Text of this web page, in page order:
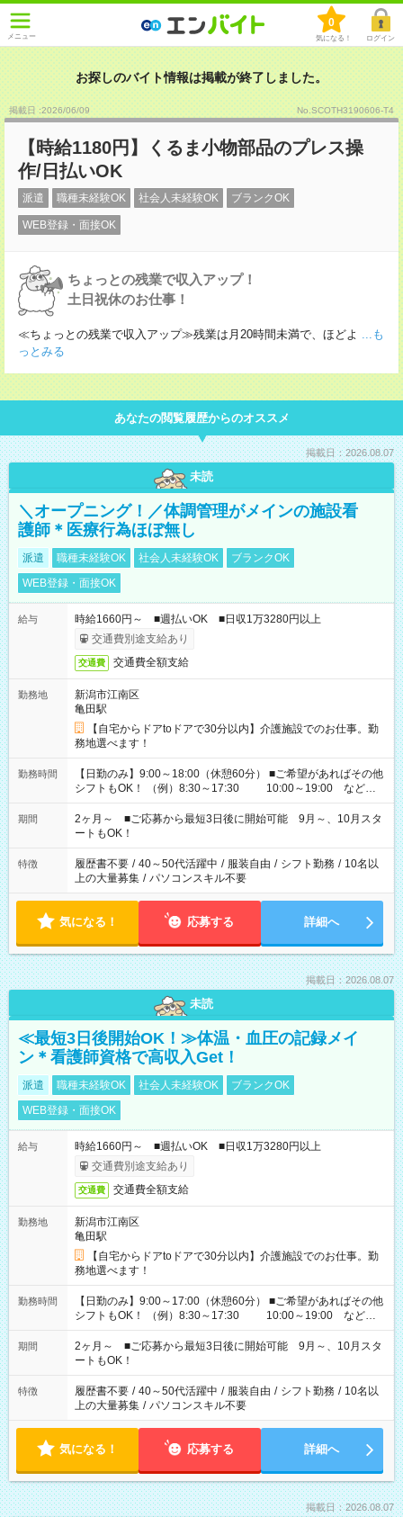
メニュー
0
気になる！ ログイン
お探しのバイト情報は掲載が終了しました。
掲載日 :2026/06/09 No.SCOTH3190606-T4
【時給1180円】くるま小物部品のプレス操
作/日払いOK
派遣 職種未経験OK 社会人未経験OK ブランクOK
WEB登録・面接OK
ちょっとの残業で収入アップ！
土日祝休のお仕事！
≪ちょっとの残業で収入アップ≫残業は月20時間未満で、ほどよ ...も
っとみる
あなたの閲覧履歴からのオススメ
掲載日：2026.08.07
未読
＼オープニング！／体調管理がメインの施設看
護師＊医療行為ほぼ無し
派遣 職種未経験OK 社会人未経験OK
ブランクOK
WEB登録・面接OK
給与
時給1660円～ ■週払いOK ■日収1万3280円以上
交通費別途支給あり
交通費 交通費全額支給
勤務地
新潟市江南区
亀田駅
【自宅からドアtoドアで30分以内】介護施設でのお仕事。勤
務地選べます！
勤務時間
【日勤のみ】9:00～18:00（休憩60分） ■ご希望があればその他
シフトもOK！ （例）8:30～17:30 10:00～19:00 など
「家族とお休みを合わせたい」 「できれば残業はしたくない」
など、あなたのご希望に沿ったお仕事をご紹介します！ ※Wワ
ーク希望の方へ 今ご覧のお仕事で希望する勤務時間と、もう1つ
のお仕事の勤務時間。 合計で週40時間を超える場合は応募でき
ません
期間
2ヶ月～ ■ご応募から最短3日後に開始可能 9月～、10月スタ
ートもOK！
特徴 履歴書不要 / 40～50代活躍中 / 服装自由 / シフト勤務 / 10名以
上の大量募集 / パソコンスキル不要
気になる！ 応募する 詳細へ
掲載日：2026.08.07
未読
≪最短3日後開始OK！≫体温・血圧の記録メイ
ン＊看護師資格で高収入Get！
派遣 職種未経験OK 社会人未経験OK
ブランクOK
WEB登録・面接OK
給与
時給1660円～ ■週払いOK ■日収1万3280円以上
交通費別途支給あり
交通費 交通費全額支給
勤務地
新潟市江南区
亀田駅
【自宅からドアtoドアで30分以内】介護施設でのお仕事。勤
務地選べます！
勤務時間
【日勤のみ】9:00～17:00（休憩60分） ■ご希望があればその他
シフトもOK！ （例）8:30～17:30 10:00～19:00 など
「家族とお休みを合わせたい」 「できれば残業はしたくない」
など、あなたのご希望に沿ったお仕事をご紹介します！ ※Wワ
ーク希望の方へ 今ご覧のお仕事で希望する勤務時間と、もう1つ
のお仕事の勤務時間。 合計で週40時間を超える場合は応募でき
ません
期間
2ヶ月～ ■ご応募から最短3日後に開始可能 9月～、10月スタ
ートもOK！
特徴 履歴書不要 / 40～50代活躍中 / 服装自由 / シフト勤務 / 10名以
上の大量募集 / パソコンスキル不要
気になる！ 応募する 詳細へ
掲載日：2026.08.07